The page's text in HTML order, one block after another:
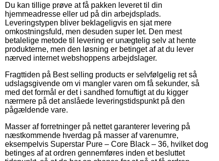
Du kan tillige prøve at få pakken leveret til din
hjemmeadresse eller ud på din arbejdsplads.
Leveringstypen bliver beklageligvis en sjat mere
omkostningsfuld, men desuden super let. Den mest
betalelige metode til levering er unægtelig selv at hente
produkterne, men den løsning er betinget af at du lever
nærved internet webshoppens arbejdslager.
Fragttiden på Best selling products er selvfølgelig ret så
udslagsgivende om vi mangler varen om få sekunder, så
med det formål er det i sandhed fornuftigt at du kigger
nærmere på det anslåede leveringstidspunkt på den
pågældende vare.
Masser af forretninger på nettet garanterer levering på
næstkommende hverdag på masser af varenumre,
eksempelvis Superstar Pure – Core Black – 36, hvilket dog
betinges af at ordren gennemføres inden et besluttet